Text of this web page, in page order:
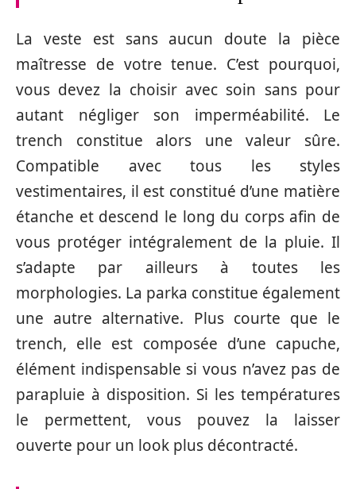
La veste est sans aucun doute la pièce
maîtresse de votre tenue. C’est pourquoi,
vous devez la choisir avec soin sans pour
autant négliger son imperméabilité. Le
trench constitue alors une valeur sûre.
Compatible avec tous les styles
vestimentaires, il est constitué d’une matière
étanche et descend le long du corps afin de
vous protéger intégralement de la pluie. Il
s’adapte par ailleurs à toutes les
morphologies. La parka constitue également
une autre alternative. Plus courte que le
trench, elle est composée d’une capuche,
élément indispensable si vous n’avez pas de
parapluie à disposition. Si les températures
le permettent, vous pouvez la laisser
ouverte pour un look plus décontracté.